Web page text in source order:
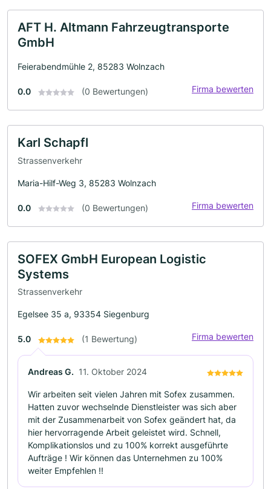
AFT H. Altmann Fahrzeugtransporte
GmbH
Feierabendmühle 2, 85283 Wolnzach
0.0 (0 Bewertungen) Firma bewerten
Karl Schapfl
Strassenverkehr
Maria-Hilf-Weg 3, 85283 Wolnzach
0.0 (0 Bewertungen) Firma bewerten
SOFEX GmbH European Logistic
Systems
Strassenverkehr
Egelsee 35 a, 93354 Siegenburg
5.0 (1 Bewertung) Firma bewerten
Andreas G. 11. Oktober 2024
Wir arbeiten seit vielen Jahren mit Sofex zusammen.
Hatten zuvor wechselnde Dienstleister was sich aber
mit der Zusammenarbeit von Sofex geändert hat, da
hier hervorragende Arbeit geleistet wird. Schnell,
Komplikationslos und zu 100% korrekt ausgeführte
Aufträge ! Wir können das Unternehmen zu 100%
weiter Empfehlen !!